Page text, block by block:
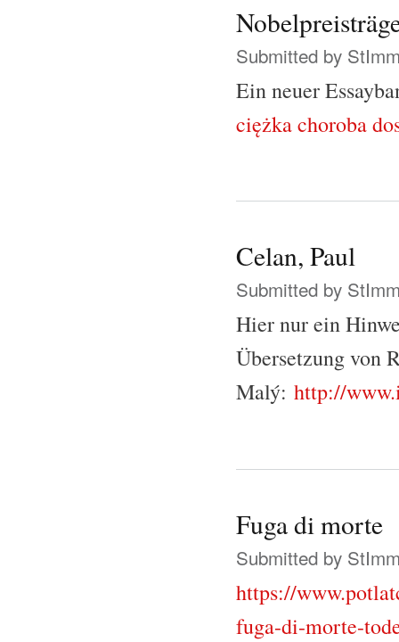
Submitted by
Ein neuer
ciężka choroba
Celan, Paul
Submitted by
Hier nur ein
Übersetzung von
Malý: http://
Fuga di morte
Submitted by
https://
fuga-di-morte-